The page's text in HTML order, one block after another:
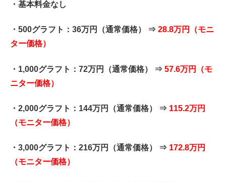
・基本料金なし
・500グラフト：36万円（通常価格） ⇒ 28.8万円（モニ
ター価格）
・1,000グラフト：72万円（通常価格） ⇒ 57.6万円（モ
ニター価格）
・2,000グラフト：144万円（通常価格） ⇒ 115.2万円
（モニター価格）
・3,000グラフト：216万円（通常価格） ⇒ 172.8万円
（モニター価格）